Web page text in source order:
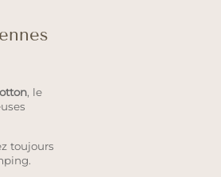
, le
toujours